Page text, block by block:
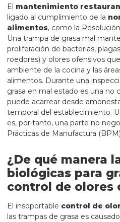
El mantenimiento
ligado al cumplimiento de la
alimentos, como la
Una trampa de grasa mal
proliferación de bacterias,
roedores) y olores ofensivos
ambiente de la cocina y las
alimentos. Durante una
grasa en mal estado es una no
puede acarrear desde
temporal del establecimiento.
es, por tanto, una parte no
Prácticas de Manufactura
¿De qué manera
biológicas para
control de olores
El insoportable control de
las trampas de grasa es